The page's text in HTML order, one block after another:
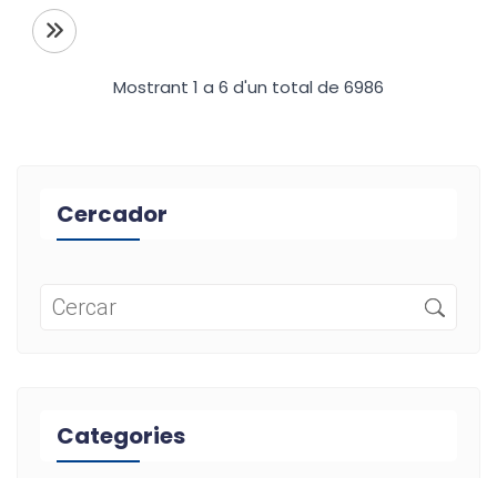
Mostrant 1 a 6 d'un total de 6986
Cercador
Categories